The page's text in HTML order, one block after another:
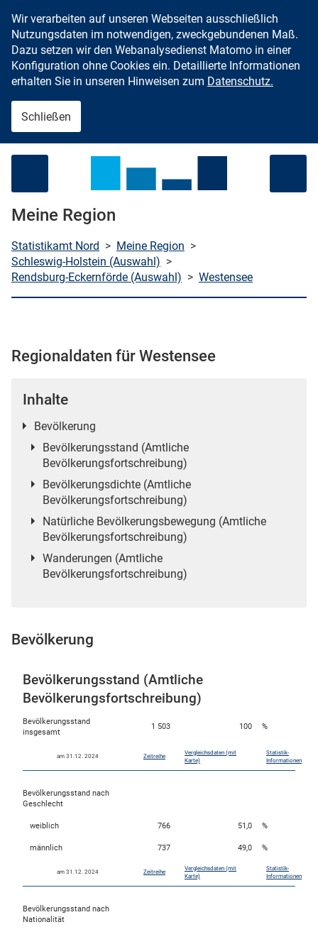
Zum Inhalt springen
(Mikrozensus)
Wir verarbeiten auf unseren Webseiten ausschließlich
Nutzungsdaten im notwendigen, zweckgebundenen Maß.
Dazu setzen wir den Webanalysedienst Matomo in einer
Konfiguration ohne Cookies ein. Detaillierte Informationen
erhalten Sie in unseren Hinweisen zum Datenschutz.
Schließen
Meine Region
Statistikamt Nord > Meine Region >
Schleswig-Holstein (Auswahl) >
Rendsburg-Eckernförde (Auswahl) > Westensee
Regionaldaten für Westensee
Inhalte
Bevölkerung
Bevölkerungsstand (Amtliche
Bevölkerungsfortschreibung)
Bevölkerungsdichte (Amtliche
Bevölkerungsfortschreibung)
Natürliche Bevölkerungsbewegung (Amtliche
Bevölkerungsfortschreibung)
Wanderungen (Amtliche
Bevölkerungsfortschreibung)
Bevölkerung
Bevölkerungsstand (Amtliche
Bevölkerungsfortschreibung)
Bevölkerungsstand
insgesamt
1 503 100 %
am 31.12. 2024 Zeitreihe
Vergleichsdaten (mit
Karte)
Statistik-
Informationen
Bevölkerungsstand nach
Geschlecht
weiblich 766 51,0 %
männlich 737 49,0 %
am 31.12. 2024 Zeitreihe
Vergleichsdaten (mit
Karte)
Statistik-
Informationen
Bevölkerungsstand nach
Nationalität